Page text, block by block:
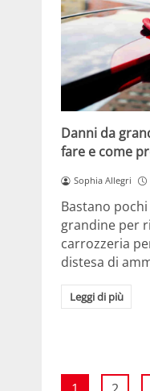
Danni da
fare e come
Sophia Allegri
Bastano
grandine per
carrozzeria
distesa di
Leggi di più